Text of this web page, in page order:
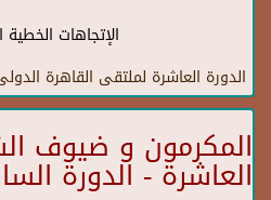
الإتجاهات الخطية
الدورة العاشرة لملتقى القاهرة
المكرمون و ضيوف
العاشرة - الدورة